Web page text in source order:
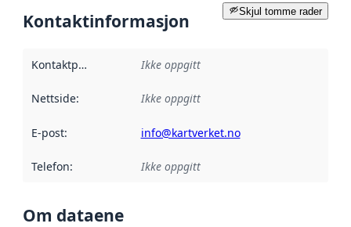
Skjul tomme rader
Kontaktinformasjon
Kontaktpunkt Ikke oppgitt
Nettside: Ikke oppgitt
E-post: info@kartverket.no
Telefon: Ikke oppgitt
Om dataene